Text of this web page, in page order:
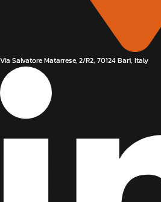
Via Salvatore Matarrese, 2/R2, 70124 Bari, Italy